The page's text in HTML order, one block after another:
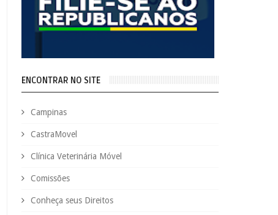
ENCONTRAR NO SITE
Campinas
CastraMovel
Clínica Veterinária Móvel
Comissões
Conheça seus Direitos